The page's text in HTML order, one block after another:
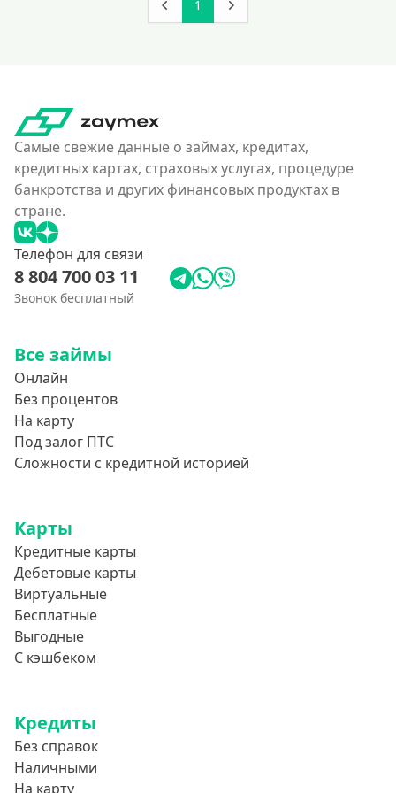
250000 руб
300000 руб
350 тысяч
400000 руб
4500000 руб
500000 руб
550000 руб
650000 руб
700000 руб
750000 руб
800000 руб
850000 руб
Целевые
Ремонт
Строительство дома
Газификацию
Стоматология
Неотложные нужды
Образование
1
Самые свежие данные о займах, кредитах,
кредитных картах, страховых услугах, процедуре
банкротства и других финансовых продуктах в
стране.
Телефон для связи
8 804 700 03 11
Звонок бесплатный
Все займы
Онлайн
Без процентов
На карту
Под залог ПТС
Сложности с кредитной историей
Карты
Кредитные карты
Дебетовые карты
Виртуальные
Бесплатные
Выгодные
С кэшбеком
Кредиты
Без справок
Наличными
На карту